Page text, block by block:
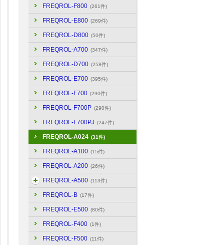
FREQROL-F800 (261件)
FREQROL-E800 (269件)
FREQROL-D800 (50件)
FREQROL-A700 (347件)
FREQROL-D700 (258件)
FREQROL-E700 (395件)
FREQROL-F700 (290件)
FREQROL-F700P (290件)
FREQROL-F700PJ (247件)
FREQROL-A024 (31件)
FREQROL-A100 (15件)
FREQROL-A200 (26件)
FREQROL-A500 (113件)
FREQROL-B (17件)
FREQROL-E500 (80件)
FREQROL-F400 (1件)
FREQROL-F500 (11件)